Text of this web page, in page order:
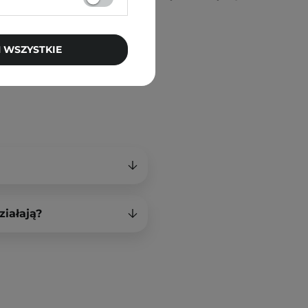
ze stosowania.